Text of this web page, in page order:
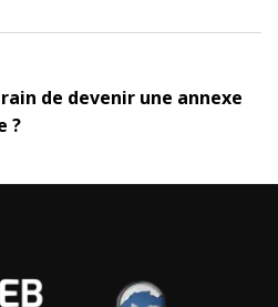
de devenir une annexe
?